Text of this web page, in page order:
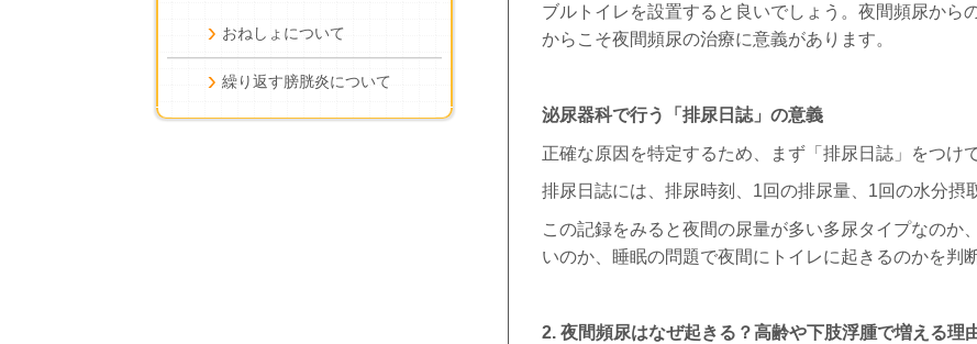
ブルトイレを設置すると良いでしょう。夜間頻尿から
からこそ夜間頻尿の治療に意義があります。
泌尿器科で行う「排尿日誌」の意義
正確な原因を特定するため、まず「排尿日誌」をつけ
排尿日誌には、排尿時刻、 1回の排尿量、 1回の水分摂
この記録をみると夜間の尿量が多い多尿タイプなのか
いのか、睡眠の問題で夜間にトイレに起きるのかを判
2. 夜間頻尿はなぜ起きる？高齢や下肢浮腫で増える理
おねしょについて
繰り返す膀胱炎について